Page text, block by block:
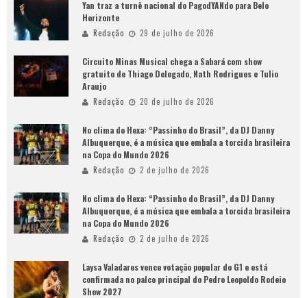
Yan traz a turnê nacional do PagodYANdo para Belo
Horizonte
Redação 29 de julho de 2026
Circuito Minas Musical chega a Sabará com show
gratuito de Thiago Delegado, Nath Rodrigues e Tulio
Araujo
Redação 20 de julho de 2026
No clima do Hexa: “Passinho do Brasil”, da DJ Danny
Albuquerque, é a música que embala a torcida brasileira
na Copa do Mundo 2026
Redação 2 de julho de 2026
No clima do Hexa: “Passinho do Brasil”, da DJ Danny
Albuquerque, é a música que embala a torcida brasileira
na Copa do Mundo 2026
Redação 2 de julho de 2026
Laysa Valadares vence votação popular do G1 e está
confirmada no palco principal do Pedro Leopoldo Rodeio
Show 2027